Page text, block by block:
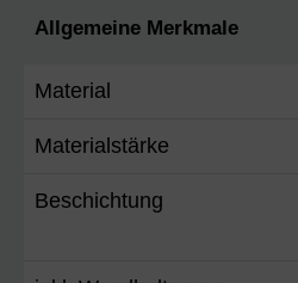
Allgemeine Merkmale
Material
Materialstärke
Beschichtung